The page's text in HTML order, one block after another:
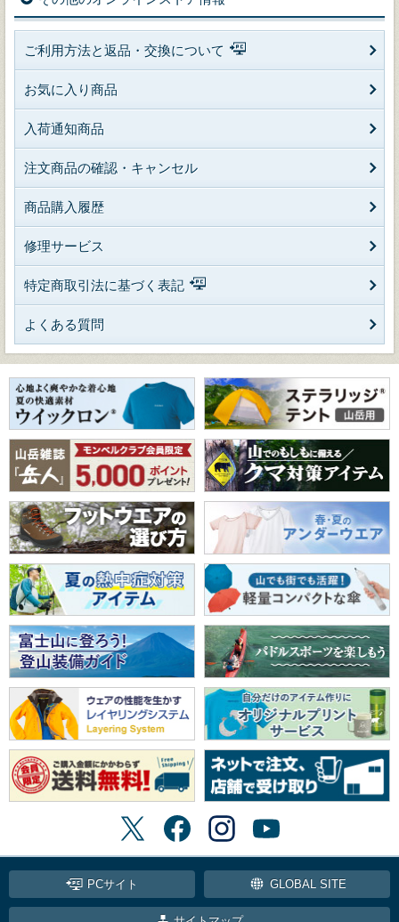
ご利用方法と返品・交換について
お気に入り商品
入荷通知商品
注文商品の確認・キャンセル
商品購入履歴
修理サービス
特定商取引法に基づく表記
よくある質問
PCサイト GLOBAL SITE